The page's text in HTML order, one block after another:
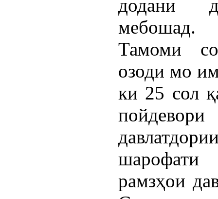
додани
мебошад.
Тамоми
озоди мо
ки 25 сол
рамзҳои